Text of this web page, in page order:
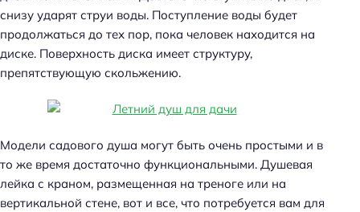
снизу ударят струи воды. Поступление воды будет
продолжаться до тех пор, пока человек находится на
диске. Поверхность диска имеет структуру,
препятствующую скольжению.
Модели садового душа могут быть очень простыми и в
то же время достаточно функциональными. Душевая
лейка с краном, размещенная на треноге или на
вертикальной стене, вот и все, что потребуется вам для